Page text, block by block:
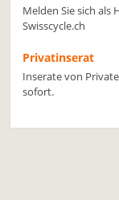
Melden Sie sich als
Swisscycle.ch
Privatinserat
Inserate von
sofort.